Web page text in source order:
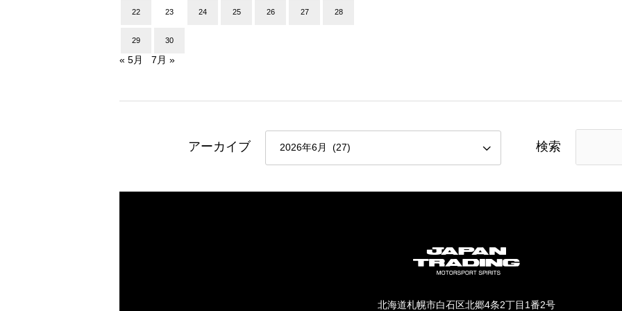
22 23 24 25 26 27 28
29 30
« 5月 7月 »
アーカイブ 検索
北海道札幌市白石区北郷4条2丁目1番2号